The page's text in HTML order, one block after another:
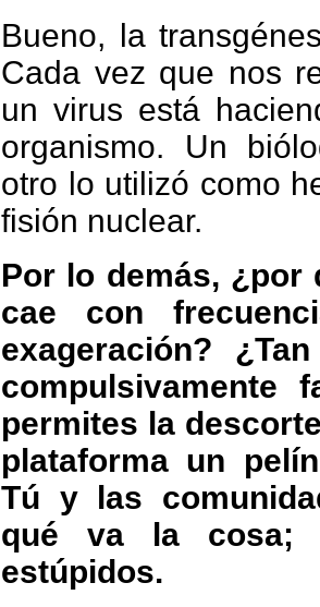
Bueno, la
Cada vez que nos
un virus está
organismo. Un
otro lo utilizó como
fisión nuclear.
Por lo demás, ¿por
cae con
exageración?
compulsivamente
permites la
plataforma un
Tú y las
qué va la cosa;
estúpidos.